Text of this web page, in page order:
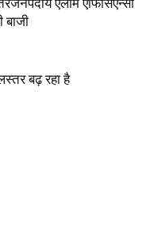
एलार्म एफिसिएन्सी
बाजी
बढ़ रहा है